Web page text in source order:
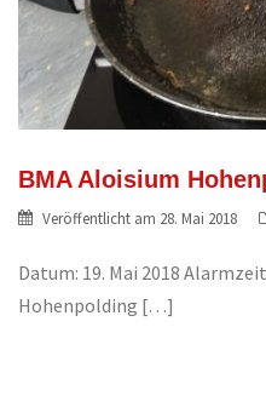
BMA Aloisium
Veröffentlicht am 28. Mai 2018
Datum: 19. Mai 2018
Hohenpolding […]